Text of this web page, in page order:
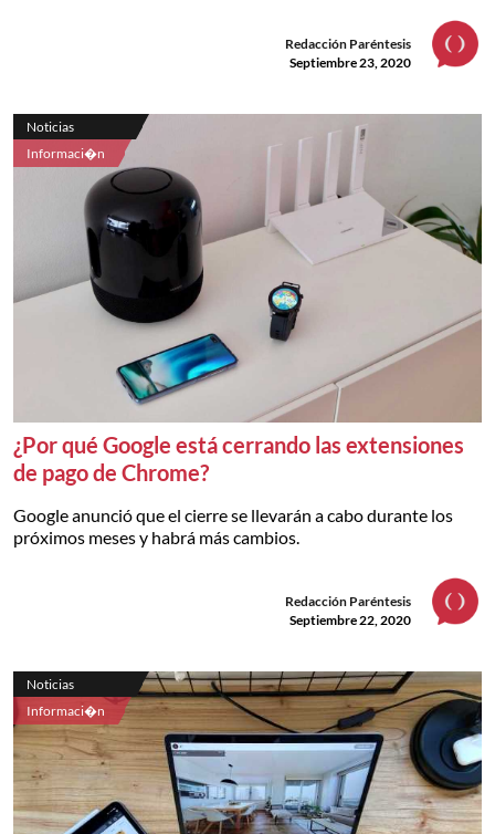
Redacción Paréntesis
Septiembre 23, 2020
Noticias
Informaci�n
¿Por qué Google está cerrando las extensiones
de pago de Chrome?
Google anunció que el cierre se llevarán a cabo durante los
próximos meses y habrá más cambios.
Redacción Paréntesis
Septiembre 22, 2020
Noticias
Informaci�n